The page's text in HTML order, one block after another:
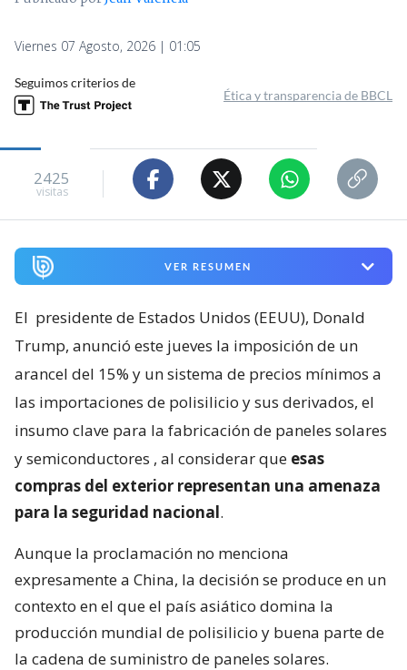
Viernes 07 Agosto, 2026 | 01:05
Seguimos criterios de
Ética y transparencia de BBCL
2425
visitas
VER RESUMEN
El presidente de Estados Unidos (EEUU), Donald
Trump, anunció este jueves la imposición de un
arancel del 15% y un sistema de precios mínimos a
las importaciones de polisilicio y sus derivados, el
insumo clave para la fabricación de paneles solares
y semiconductores , al considerar que esas
compras del exterior representan una amenaza
para la seguridad nacional.
Aunque la proclamación no menciona
expresamente a China, la decisión se produce en un
contexto en el que el país asiático domina la
producción mundial de polisilicio y buena parte de
la cadena de suministro de paneles solares.